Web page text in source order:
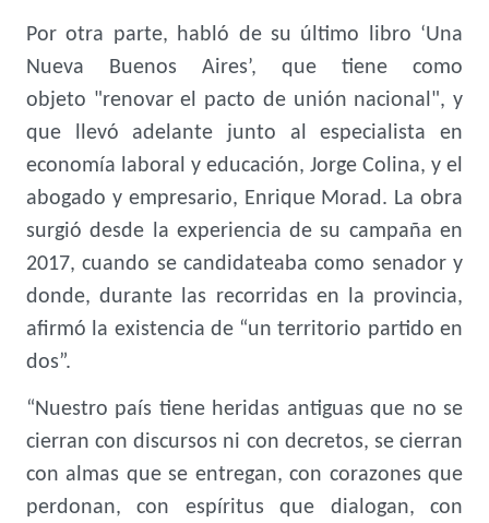
Por otra parte, habló de su último libro ‘Una
Nueva Buenos Aires’, que tiene como
objeto "renovar el pacto de unión nacional", y
que llevó adelante junto al especialista en
economía laboral y educación, Jorge Colina, y el
abogado y empresario, Enrique Morad. La obra
surgió desde la experiencia de su campaña en
2017, cuando se candidateaba como senador y
donde, durante las recorridas en la provincia,
afirmó la existencia de “un territorio partido en
dos”.
“Nuestro país tiene heridas antiguas que no se
cierran con discursos ni con decretos, se cierran
con almas que se entregan, con corazones que
perdonan, con espíritus que dialogan, con